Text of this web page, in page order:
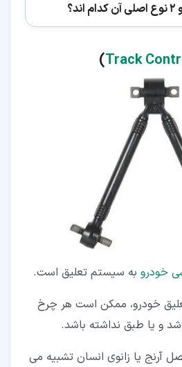
Track
)
خودرو به سیستم تعلیق است.
خودرو، ممکن است هر چرخ
و یا طبق نداشته باشد.
آرنج یا زانوی انسان تشبیه می